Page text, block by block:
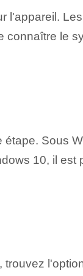
l'appareil.
⁢connaître le
étape. Sous
10, il est
trouvez